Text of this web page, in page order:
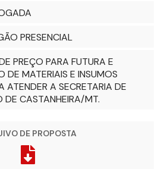
PRESENCIAL
PREÇO PARA FUTURA E
DE MATERIAIS E INSUMOS
ATENDER A SECRETARIA DE
DE CASTANHEIRA/MT.
DE PROPOSTA